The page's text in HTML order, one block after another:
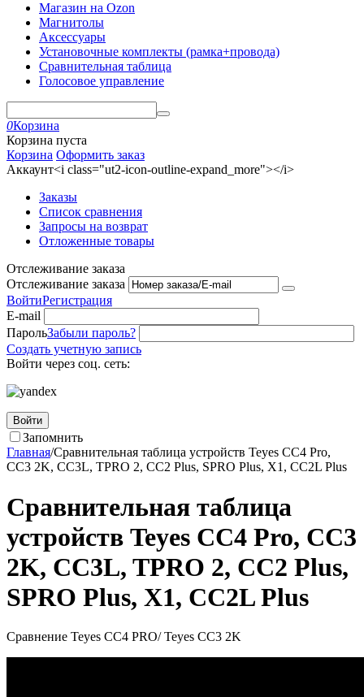
Магазин на Ozon
Магнитолы
Аксессуары
Установочные комплекты (рамка+провода)
Сравнительная таблица
Голосовое управление
0Корзина
Корзина пуста
Корзина Оформить заказ
Аккаунт<i class="ut2-icon-outline-expand_more"></i>
Заказы
Список сравнения
Запросы на возврат
Отложенные товары
Отслеживание заказа
Отслеживание заказа
ВойтиРегистрация
E-mail
ПарольЗабыли пароль?
Создать учетную запись
Войти через соц. сеть:
Войти
Запомнить
Главная/Сравнительная таблица устройств Teyes CC4 Pro,
CC3 2K, CC3L, TPRO 2, CC2 Plus, SPRO Plus, X1, CC2L Plus
Сравнительная таблица
устройств Teyes CC4 Pro, CC3
2K, CC3L, TPRO 2, CC2 Plus,
SPRO Plus, X1, CC2L Plus
Сравнение Teyes CC4 PRO/ Teyes CC3 2K